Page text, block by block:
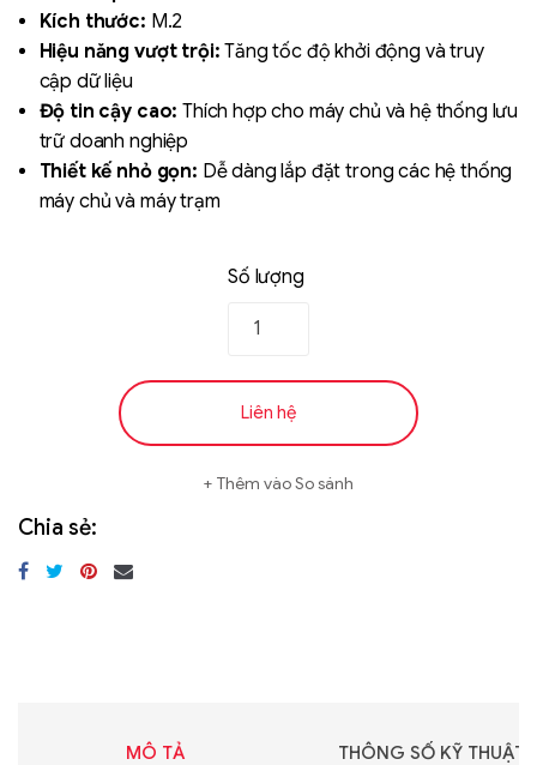
Kích thước: M.2
Hiệu năng vượt trội:Tăng tốc độ khởi động và truy
cập dữ liệu
Độ tin cậy cao:Thích hợp cho máy chủ và hệ thống lưu
trữ doanh nghiệp
Thiết kế nhỏ gọn: Dễ dàng lắp đặt trong các hệ thống
máy chủ và máy trạm
Số lượng
Liên hệ
Thêm vào So sánh
Chia sẻ:
MÔ TẢ THÔNG SỐ KỸ THUẬT